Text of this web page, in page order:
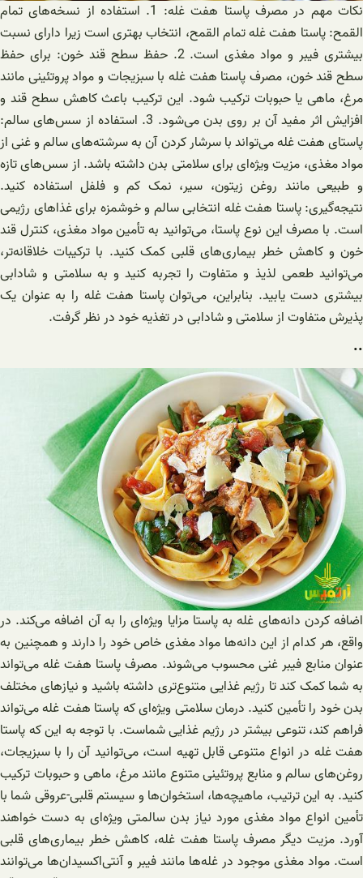
نکات مهم در مصرف پاستا هفت غله: 1. استفاده از نسخه‌های تمام
القمح: پاستا هفت غله تمام القمح، انتخاب بهتری است زیرا دارای نسبت
بیشتری فیبر و مواد مغذی است. 2. حفظ سطح قند خون: برای حفظ
سطح قند خون، مصرف پاستا هفت غله با سبزیجات و مواد پروتئینی مانند
مرغ، ماهی یا حبوبات ترکیب شود. این ترکیب باعث کاهش سطح قند و
افزایش اثر مفید آن بر روی بدن می‌شود. 3. استفاده از سس‌های سالم:
پاستای هفت غله می‌تواند با سرشار کردن آن به سرشته‌های سالم و غنی از
مواد مغذی، مزیت ویژه‌ای برای سلامتی بدن داشته باشد. از سس‌های تازه
و طبیعی مانند روغن زیتون، سیر، نمک کم و فلفل استفاده کنید.
نتیجه‌گیری: پاستا هفت غله انتخابی سالم و خوشمزه برای غذاهای رژیمی
است. با مصرف این نوع پاستا، می‌توانید به تأمین مواد مغذی، کنترل قند
خون و کاهش خطر بیماری‌های قلبی کمک کنید. با ترکیبات خلاقانه‌تر،
می‌توانید طعمی لذیذ و متفاوت را تجربه کنید و به سلامتی و شادابی
بیشتری دست یابید. بنابراین، می‌توان پاستا هفت غله را به عنوان یک
پذیرش متفاوت از سلامتی و شادابی در تغذیه خود در نظر گرفت.
..
اضافه کردن دانه‌های غله به پاستا مزایا ویژه‌ای را به آن اضافه می‌کند. در
واقع، هر کدام از این دانه‌ها مواد مغذی خاص خود را دارند و همچنین به
عنوان منابع فیبر غنی محسوب می‌شوند. مصرف پاستا هفت غله می‌تواند
به شما کمک کند تا رژیم غذایی متنوع‌تری داشته باشید و نیازهای مختلف
بدن خود را تأمین کنید. درمان سلامتی ویژه‌ای که پاستا هفت غله می‌تواند
فراهم کند، تنوعی بیشتر در رژیم غذایی شماست. با توجه به این که پاستا
هفت غله در انواع متنوعی قابل تهیه است، می‌توانید آن را با سبزیجات،
روغن‌های سالم و منابع پروتئینی متنوع مانند مرغ، ماهی و حبوبات ترکیب
کنید. به این ترتیب، ماهیچه‌ها، استخوان‌ها و سیستم قلبی-عروقی شما با
تأمین انواع مواد مغذی مورد نیاز بدن سالمتی ویژه‌ای به دست خواهند
آورد. مزیت دیگر مصرف پاستا هفت غله، کاهش خطر بیماری‌های قلبی
است. مواد مغذی موجود در غله‌ها مانند فیبر و آنتی‌اکسیدان‌ها می‌توانند